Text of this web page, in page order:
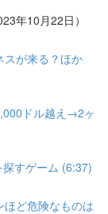
年10月22日）
スが来る？ほか
ドル越え→2ヶ
すゲーム (6:37)
ど危険なものは